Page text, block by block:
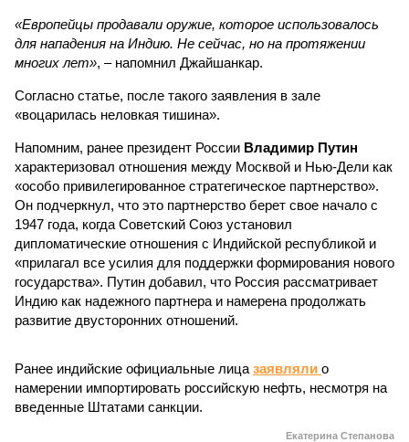
«Европейцы продавали оружие, которое использовалось
для нападения на Индию. Не сейчас, но на протяжении
многих лет», – напомнил Джайшанкар.
Согласно статье, после такого заявления в зале
«воцарилась неловкая тишина».
Напомним, ранее президент России Владимир Путин
характеризовал отношения между Москвой и Нью-Дели как
«особо привилегированное стратегическое партнерство».
Он подчеркнул, что это партнерство берет свое начало с
1947 года, когда Советский Союз установил
дипломатические отношения с Индийской республикой и
«прилагал все усилия для поддержки формирования нового
государства». Путин добавил, что Россия рассматривает
Индию как надежного партнера и намерена продолжать
развитие двусторонних отношений.
Ранее индийские официальные лица заявляли о
намерении импортировать российскую нефть, несмотря на
введенные Штатами санкции.
Екатерина Степанова